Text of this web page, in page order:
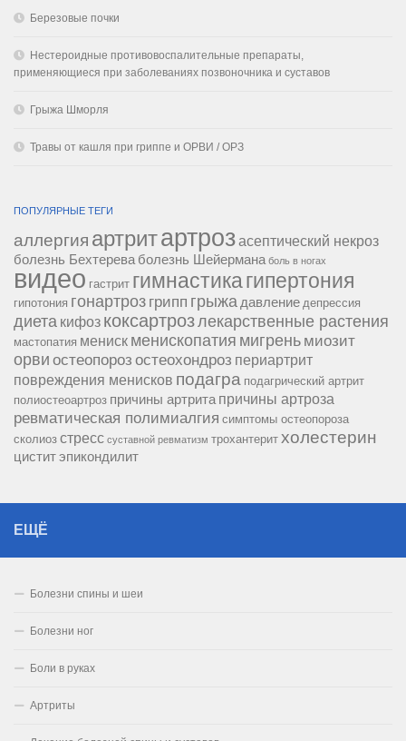
Березовые почки
Нестероидные противовоспалительные препараты,
применяющиеся при заболеваниях позвоночника и суставов
Грыжа Шморля
Травы от кашля при гриппе и ОРВИ / ОРЗ
ПОПУЛЯРНЫЕ ТЕГИ
аллергия артритартрозасептический некроз
болезнь Бехтерева болезнь Шейермана боль в ногах
видео гастрит гимнастикагипертония
гипотония гонартроз грипп грыжа давление депрессия
диета кифоз коксартрозлекарственные растения
мастопатия мениск менископатия мигрень миозит
орви остеопороз остеохондроз периартрит
повреждения менисков подагра подагрический артрит
полиостеоартроз причины артрита причины артроза
ревматическая полимиалгия симптомы остеопороза
сколиоз стресс суставной ревматизм трохантерит холестерин
циститэпикондилит
ЕЩЁ
Болезни спины и шеи
Болезни ног
Боли в руках
Артриты